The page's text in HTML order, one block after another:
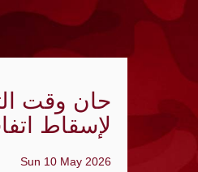
عين على
#مخيم خان
"أشد" ومنظمة
حان وقت
لإسقاط
Sun 10 May 2026